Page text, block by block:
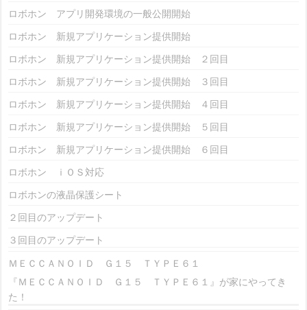
ロボホン アプリ開発環境の一般公開開始
ロボホン 新規アプリケーション提供開始
ロボホン 新規アプリケーション提供開始 ２回目
ロボホン 新規アプリケーション提供開始 ３回目
ロボホン 新規アプリケーション提供開始 ４回目
ロボホン 新規アプリケーション提供開始 ５回目
ロボホン 新規アプリケーション提供開始 ６回目
ロボホン ｉＯＳ対応
ロボホンの液晶保護シート
２回目のアップデート
３回目のアップデート
ＭＥＣＣＡＮＯＩＤ Ｇ１５ ＴＹＰＥ６１
『ＭＥＣＣＡＮＯＩＤ Ｇ１５ ＴＹＰＥ６１』が家にやってき
た！